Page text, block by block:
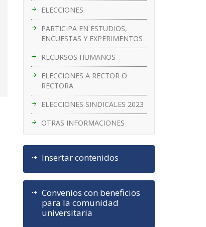
ELECCIONES
PARTICIPA EN ESTUDIOS,
ENCUESTAS Y EXPERIMENTOS
RECURSOS HUMANOS
ELECCIONES A RECTOR O
RECTORA
ELECCIONES SINDICALES 2023
OTRAS INFORMACIONES
Insertar contenidos
Convenios con beneficios
para la comunidad
universitaria